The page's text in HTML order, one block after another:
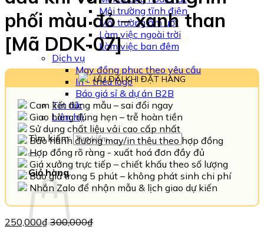
Môi trường tĩnh điện
Môi trường ẩm ướt
Làm việc ngoài trời
Làm việc ban đêm
Dịch vụ
May đồng phục theo yêu cầu
In - thêu logo
Báo giá sỉ & dự án B2B
Tin tức
Liên hệ
Tìm kiếm:
Giỏ hàng
phối màu đỏ – xanh than
[Mã DDK-07]
ƯU ĐÃI KHI ĐẶT HÀNG
Cam kết đúng mẫu – sai đổi ngay
Giao hàng đúng hẹn – trễ hoàn tiền
Sử dụng chất liệu vải cao cấp nhất
Bảo hành đường may/in thêu theo hợp đồng
Hợp đồng rõ ràng - xuất hoá đơn đầy đủ
Giá xưởng trực tiếp – chiết khấu theo số lượng
Báo giá trong 5 phút – không phát sinh chi phí
Nhắn Zalo để nhận mẫu & lịch giao dự kiến
250,000₫ 300,000₫